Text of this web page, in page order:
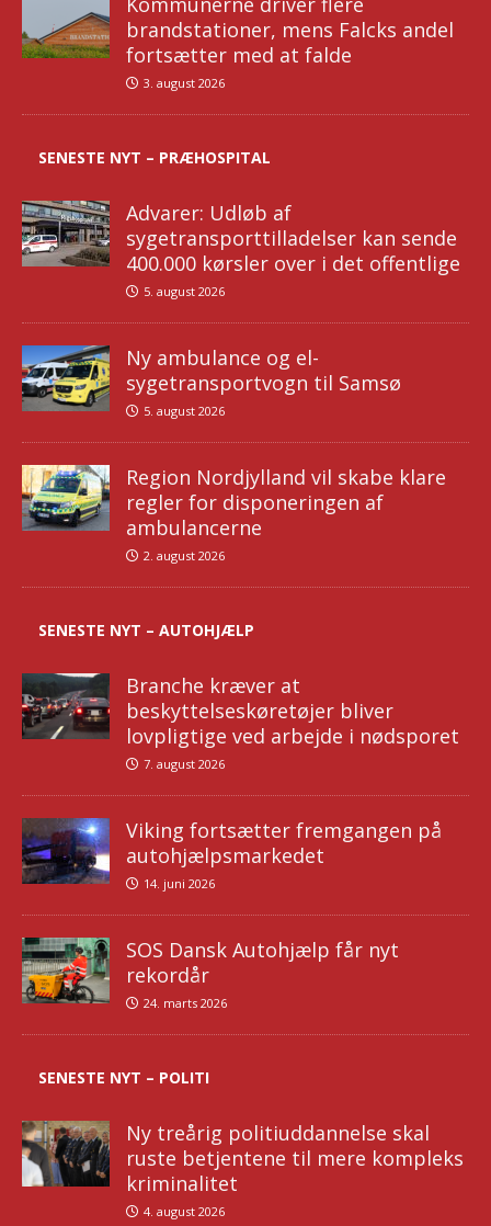
brandstationer, mens Falcks andel
fortsætter med at falde
3. august 2026
SENESTE NYT – PRÆHOSPITAL
Advarer: Udløb af
sygetransporttilladelser kan sende
400.000 kørsler over i det offentlige
5. august 2026
Ny ambulance og el-
sygetransportvogn til Samsø
5. august 2026
Region Nordjylland vil skabe klare
regler for disponeringen af
ambulancerne
2. august 2026
SENESTE NYT – AUTOHJÆLP
Branche kræver at
beskyttelseskøretøjer bliver
lovpligtige ved arbejde i nødsporet
7. august 2026
Viking fortsætter fremgangen på
autohjælpsmarkedet
14. juni 2026
SOS Dansk Autohjælp får nyt
rekordår
24. marts 2026
SENESTE NYT – POLITI
Ny treårig politiuddannelse skal
ruste betjentene til mere kompleks
kriminalitet
4. august 2026